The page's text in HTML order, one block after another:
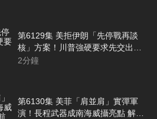
第6129集 美拒伊朗「先停戰再談
核」方案！川普強硬要求先交出濃
縮鈾
2分鐘
第6130集 美菲「肩並肩」實彈軍
演！長程武器成南海威攝亮點 解放